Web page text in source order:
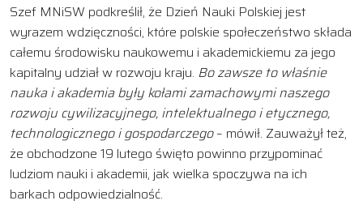
Szef MNiSW podkreślił, że Dzień Nauki Polskiej jest
wyrazem wdzięczności, które polskie społeczeństwo składa
całemu środowisku naukowemu i akademickiemu za jego
kapitalny udział w rozwoju kraju. Bo zawsze to właśnie
nauka i akademia były kołami zamachowymi naszego
rozwoju cywilizacyjnego, intelektualnego i etycznego,
technologicznego i gospodarczego– mówił. Zauważył też,
że obchodzone 19 lutego święto powinno przypominać
ludziom nauki i akademii, jak wielka spoczywa na ich
barkach odpowiedzialność.